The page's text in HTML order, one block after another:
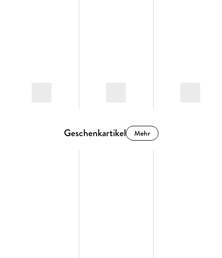
Geschenkartikel Mehr